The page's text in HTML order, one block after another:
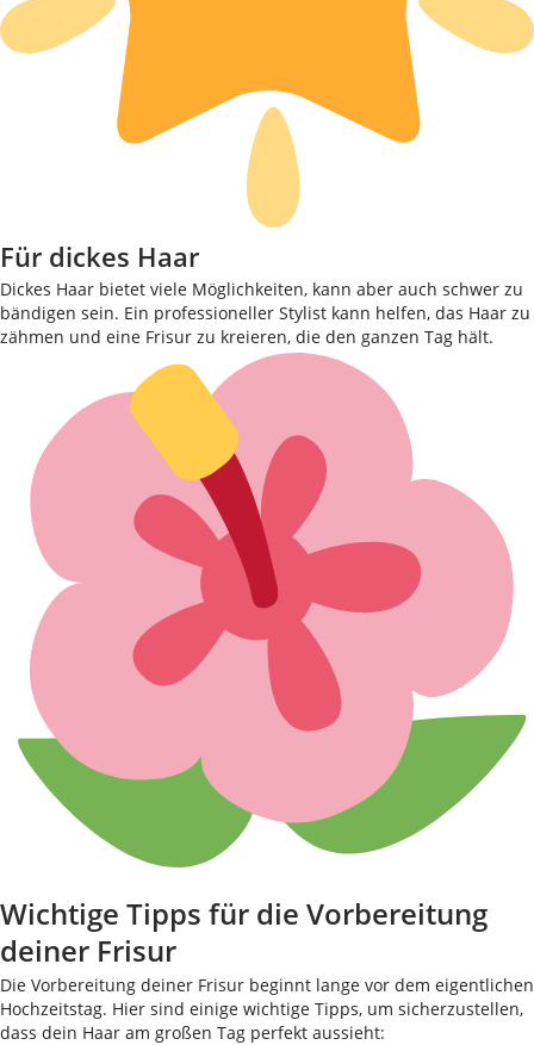
Für dickes Haar
Dickes Haar bietet viele Möglichkeiten, kann aber auch schwer zu
bändigen sein. Ein professioneller Stylist kann helfen, das Haar zu
zähmen und eine Frisur zu kreieren, die den ganzen Tag hält.
Wichtige Tipps für die Vorbereitung
deiner Frisur
Die Vorbereitung deiner Frisur beginnt lange vor dem eigentlichen
Hochzeitstag. Hier sind einige wichtige Tipps, um sicherzustellen,
dass dein Haar am großen Tag perfekt aussieht: